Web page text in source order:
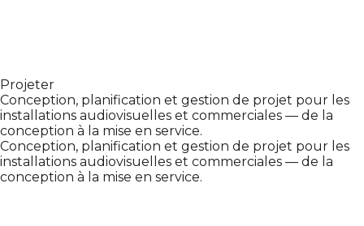
Projeter
Conception, planification et gestion de projet pour les
installations audiovisuelles et commerciales — de la
conception à la mise en service.
Conception, planification et gestion de projet pour les
installations audiovisuelles et commerciales — de la
conception à la mise en service.